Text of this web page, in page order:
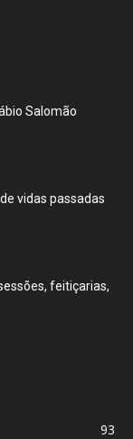
Salomão
vidas passadas
feitiçarias,
93